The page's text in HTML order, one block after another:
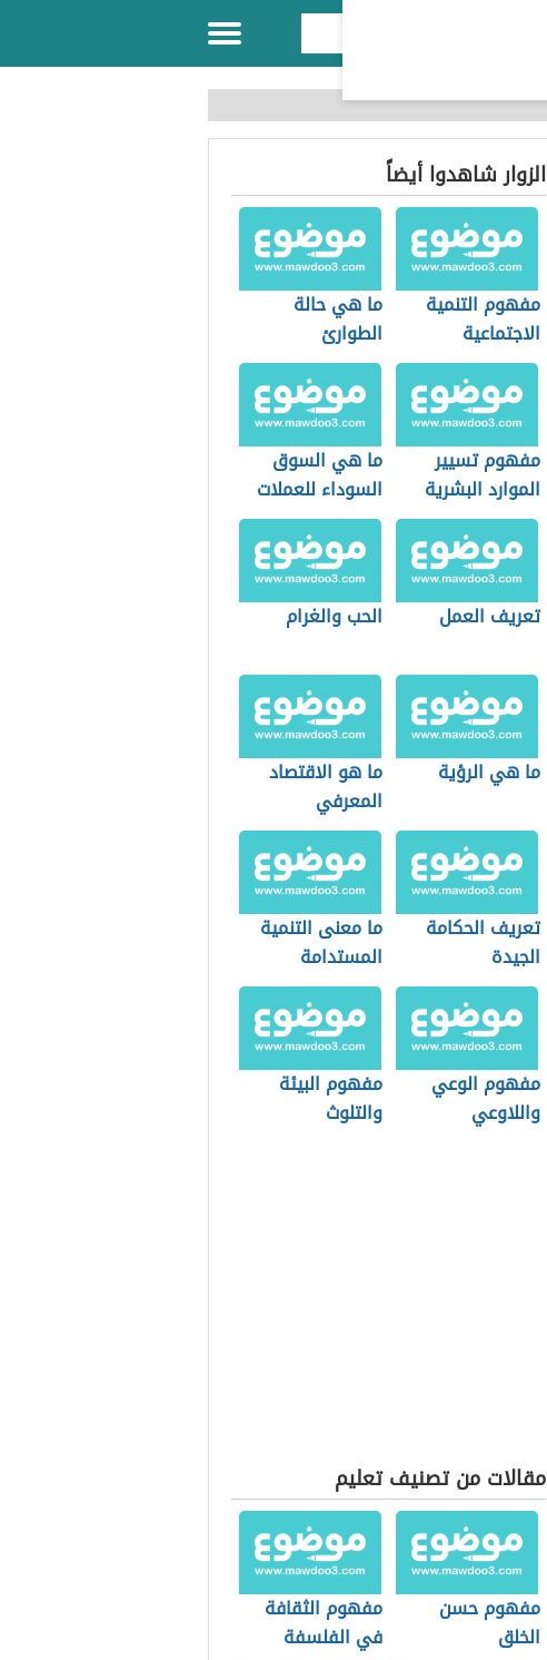
الزوار شاهدوا أيضاً
مفهوم التنمية
الاجتماعية
ما هي حالة
الطوارئ
مفهوم تسيير
الموارد البشرية
ما هي السوق
السوداء للعملات
تعريف العمل الحب والغرام
ما هي الرؤية
ما هو الاقتصاد
المعرفي
تعريف الحكامة
الجيدة
ما معنى التنمية
المستدامة
مفهوم الوعي
واللاوعي
مفهوم البيئة
والتلوث
مقالات من تصنيف تعليم
مفهوم حسن
الخلق
مفهوم الثقافة
في الفلسفة